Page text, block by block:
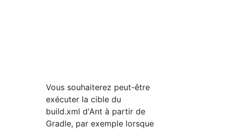
Vous souhaiterez peut-être
exécuter la cible du
build.xml d'Ant à partir de
Gradle, par exemple lorsque